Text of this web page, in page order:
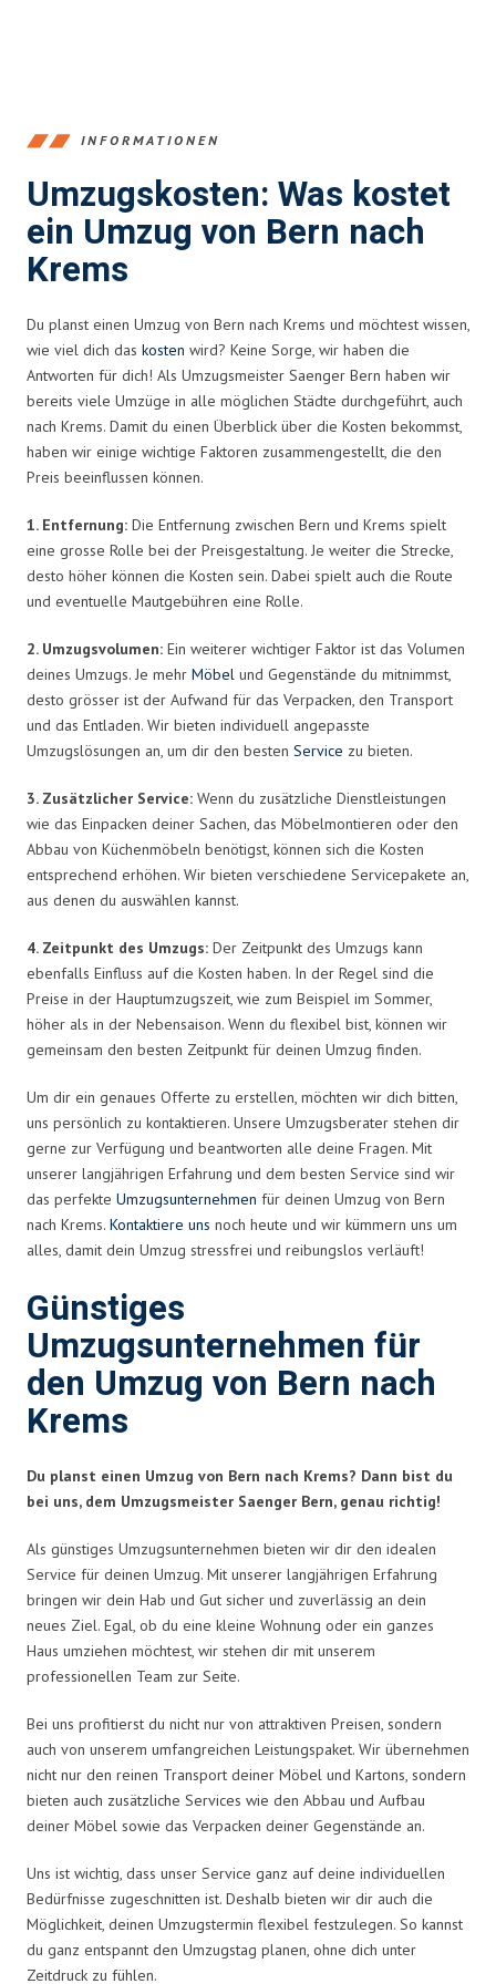
INFORMATIONEN
Umzugskosten: Was kostet
ein Umzug von Bern nach
Krems
Du planst einen Umzug von Bern nach Krems und möchtest wissen,
wie viel dich das kosten wird? Keine Sorge, wir haben die
Antworten für dich! Als Umzugsmeister Saenger Bern haben wir
bereits viele Umzüge in alle möglichen Städte durchgeführt, auch
nach Krems. Damit du einen Überblick über die Kosten bekommst,
haben wir einige wichtige Faktoren zusammengestellt, die den
Preis beeinflussen können.
1. Entfernung: Die Entfernung zwischen Bern und Krems spielt
eine grosse Rolle bei der Preisgestaltung. Je weiter die Strecke,
desto höher können die Kosten sein. Dabei spielt auch die Route
und eventuelle Mautgebühren eine Rolle.
2. Umzugsvolumen: Ein weiterer wichtiger Faktor ist das Volumen
deines Umzugs. Je mehr Möbel und Gegenstände du mitnimmst,
desto grösser ist der Aufwand für das Verpacken, den Transport
und das Entladen. Wir bieten individuell angepasste
Umzugslösungen an, um dir den besten Service zu bieten.
3. Zusätzlicher Service: Wenn du zusätzliche Dienstleistungen
wie das Einpacken deiner Sachen, das Möbelmontieren oder den
Abbau von Küchenmöbeln benötigst, können sich die Kosten
entsprechend erhöhen. Wir bieten verschiedene Servicepakete an,
aus denen du auswählen kannst.
4. Zeitpunkt des Umzugs: Der Zeitpunkt des Umzugs kann
ebenfalls Einfluss auf die Kosten haben. In der Regel sind die
Preise in der Hauptumzugszeit, wie zum Beispiel im Sommer,
höher als in der Nebensaison. Wenn du flexibel bist, können wir
gemeinsam den besten Zeitpunkt für deinen Umzug finden.
Um dir ein genaues Offerte zu erstellen, möchten wir dich bitten,
uns persönlich zu kontaktieren. Unsere Umzugsberater stehen dir
gerne zur Verfügung und beantworten alle deine Fragen. Mit
unserer langjährigen Erfahrung und dem besten Service sind wir
das perfekte Umzugsunternehmen für deinen Umzug von Bern
nach Krems. Kontaktiere uns noch heute und wir kümmern uns um
alles, damit dein Umzug stressfrei und reibungslos verläuft!
Günstiges
Umzugsunternehmen für
den Umzug von Bern nach
Krems
Du planst einen Umzug von Bern nach Krems? Dann bist du
bei uns, dem Umzugsmeister Saenger Bern, genau richtig!
Als günstiges Umzugsunternehmen bieten wir dir den idealen
Service für deinen Umzug. Mit unserer langjährigen Erfahrung
bringen wir dein Hab und Gut sicher und zuverlässig an dein
neues Ziel. Egal, ob du eine kleine Wohnung oder ein ganzes
Haus umziehen möchtest, wir stehen dir mit unserem
professionellen Team zur Seite.
Bei uns profitierst du nicht nur von attraktiven Preisen, sondern
auch von unserem umfangreichen Leistungspaket. Wir übernehmen
nicht nur den reinen Transport deiner Möbel und Kartons, sondern
bieten auch zusätzliche Services wie den Abbau und Aufbau
deiner Möbel sowie das Verpacken deiner Gegenstände an.
Uns ist wichtig, dass unser Service ganz auf deine individuellen
Bedürfnisse zugeschnitten ist. Deshalb bieten wir dir auch die
Möglichkeit, deinen Umzugstermin flexibel festzulegen. So kannst
du ganz entspannt den Umzugstag planen, ohne dich unter
Zeitdruck zu fühlen.